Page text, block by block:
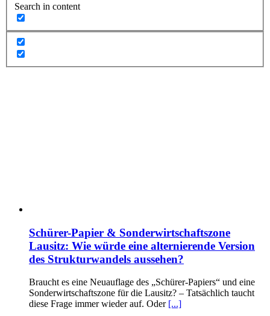
Search in content
Schürer-Papier & Sonderwirtschaftszone
Lausitz: Wie würde eine alternierende Version
des Strukturwandels aussehen?
Braucht es eine Neuauflage des „Schürer-Papiers“ und eine
Sonderwirtschaftszone für die Lausitz? – Tatsächlich taucht
diese Frage immer wieder auf. Oder [...]